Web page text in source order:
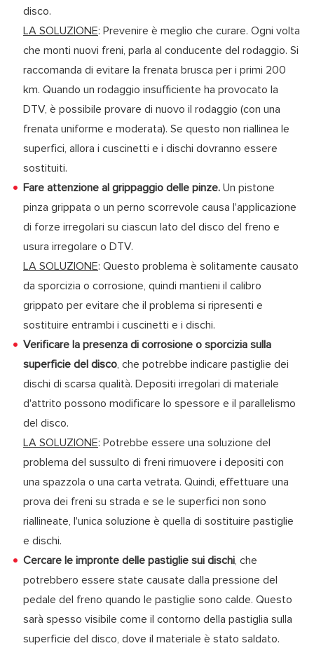
disco.
LA SOLUZIONE: Prevenire è meglio che curare. Ogni volta
che monti nuovi freni, parla al conducente del rodaggio. Si
raccomanda di evitare la frenata brusca per i primi 200
km. Quando un rodaggio insufficiente ha provocato la
DTV, è possibile provare di nuovo il rodaggio (con una
frenata uniforme e moderata). Se questo non riallinea le
superfici, allora i cuscinetti e i dischi dovranno essere
sostituiti.
Fare attenzione al grippaggio delle pinze. Un pistone
pinza grippata o un perno scorrevole causa l'applicazione
di forze irregolari su ciascun lato del disco del freno e
usura irregolare o DTV.
LA SOLUZIONE: Questo problema è solitamente causato
da sporcizia o corrosione, quindi mantieni il calibro
grippato per evitare che il problema si ripresenti e
sostituire entrambi i cuscinetti e i dischi.
Verificare la presenza di corrosione o sporcizia sulla
superficie del disco, che potrebbe indicare pastiglie dei
dischi di scarsa qualità. Depositi irregolari di materiale
d'attrito possono modificare lo spessore e il parallelismo
del disco.
LA SOLUZIONE: Potrebbe essere una soluzione del
problema del sussulto di freni rimuovere i depositi con
una spazzola o una carta vetrata. Quindi, effettuare una
prova dei freni su strada e se le superfici non sono
riallineate, l'unica soluzione è quella di sostituire pastiglie
e dischi.
Cercare le impronte delle pastiglie sui dischi, che
potrebbero essere state causate dalla pressione del
pedale del freno quando le pastiglie sono calde. Questo
sarà spesso visibile come il contorno della pastiglia sulla
superficie del disco, dove il materiale è stato saldato.